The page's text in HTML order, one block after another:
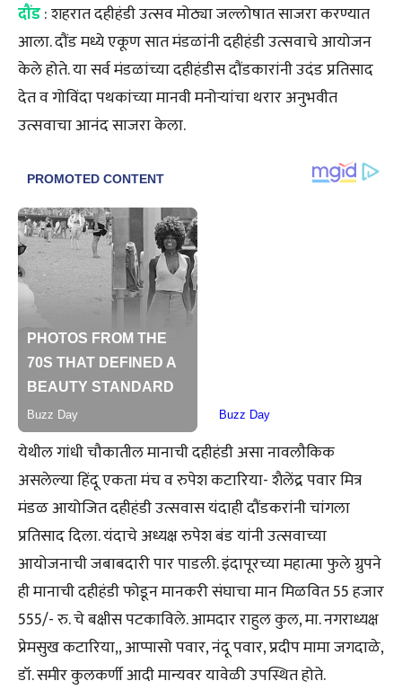
दौंड: शहरात दहीहंडी उत्सव मोठ्या जल्लोषात साजरा करण्यात
आला. दौंड मध्ये एकूण सात मंडळांनी दहीहंडी उत्सवाचे आयोजन
केले होते. या सर्व मंडळांच्या दहीहंडीस दौंडकारांनी उदंड प्रतिसाद
देत व गोविंदा पथकांच्या मानवी मनोऱ्यांचा थरार अनुभवीत
उत्सवाचा आनंद साजरा केला.
येथील गांधी चौकातील मानाची दहीहंडी असा नावलौकिक
असलेल्या हिंदू एकता मंच व रुपेश कटारिया- शैलेंद्र पवार मित्र
मंडळ आयोजित दहीहंडी उत्सवास यंदाही दौंडकरांनी चांगला
प्रतिसाद दिला. यंदाचे अध्यक्ष रुपेश बंड यांनी उत्सवाच्या
आयोजनाची जबाबदारी पार पाडली. इंदापूरच्या महात्मा फुले ग्रुपने
ही मानाची दहीहंडी फोडून मानकरी संघाचा मान मिळवित 55 हजार
555/- रु. चे बक्षीस पटकाविले. आमदार राहुल कुल, मा. नगराध्यक्ष
प्रेमसुख कटारिया,, आप्पासो पवार, नंदू पवार, प्रदीप मामा जगदाळे,
डॉ. समीर कुलकर्णी आदी मान्यवर यावेळी उपस्थित होते.